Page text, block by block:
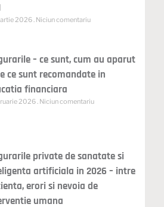
2026 Niciun comentariu
– ce sunt, cum au aparut
ce sunt recomandate in
financiara
2026 Niciun comentariu
private de sanatate si
artificiala in 2026 – intre
erori si nevoia de
umana